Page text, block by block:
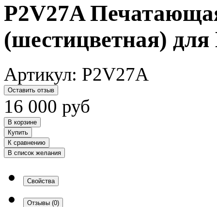
P2V27A
(шестицветная) для
Артикул: P2V27A
Оставить отзыв
16 000 руб
В корзине
Купить
К сравнению
В список желания
Свойства
Отзывы (0)